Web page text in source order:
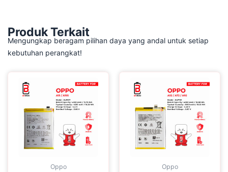
Produk Terkait
Mengungkap beragam pilihan daya yang andal untuk setiap
kebutuhan perangkat!
Oppo Oppo